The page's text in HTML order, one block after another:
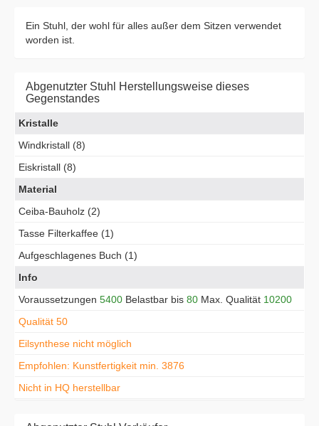
Ein Stuhl, der wohl für alles außer dem Sitzen verwendet
worden ist.
Abgenutzter Stuhl Herstellungsweise dieses
Gegenstandes
Kristalle
Windkristall (8)
Eiskristall (8)
Material
Ceiba-Bauholz (2)
Tasse Filterkaffee (1)
Aufgeschlagenes Buch (1)
Info
Voraussetzungen 5400 Belastbar bis 80 Max. Qualität 10200
Qualität 50
Eilsynthese nicht möglich
Empfohlen: Kunstfertigkeit min. 3876
Nicht in HQ herstellbar